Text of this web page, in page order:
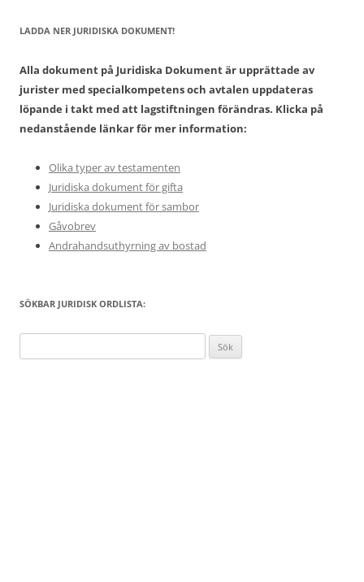
LADDA NER JURIDISKA DOKUMENT!
Alla dokument på Juridiska Dokument är upprättade av
jurister med specialkompetens och avtalen uppdateras
löpande i takt med att lagstiftningen förändras. Klicka på
nedanstående länkar för mer information:
Olika typer av testamenten
Juridiska dokument för gifta
Juridiska dokument för sambor
Gåvobrev
Andrahandsuthyrning av bostad
SÖKBAR JURIDISK ORDLISTA:
efter: